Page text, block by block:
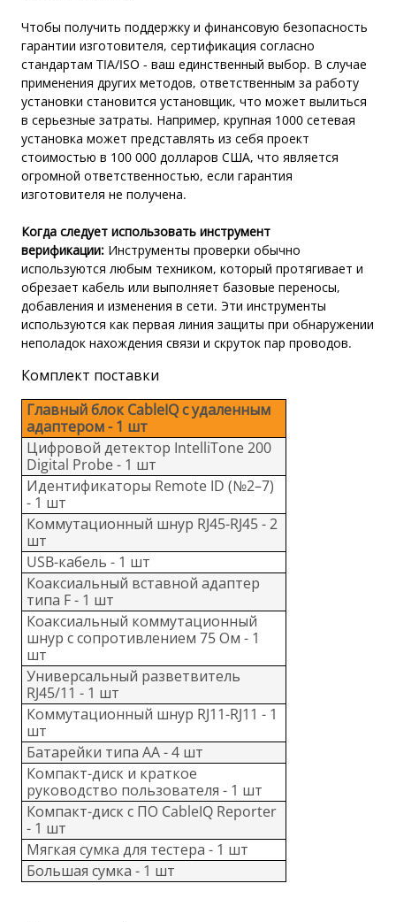
Чтобы получить поддержку и финансовую безопасность
гарантии изготовителя, сертификация согласно
стандартам TIA/ISO - ваш единственный выбор. В случае
применения других методов, ответственным за работу
установки становится установщик, что может вылиться
в серьезные затраты. Например, крупная 1000 сетевая
установка может представлять из себя проект
стоимостью в 100 000 долларов США, что является
огромной ответственностью, если гарантия
изготовителя не получена.
Когда следует использовать инструмент
верификации: Инструменты проверки обычно
используются любым техником, который протягивает и
обрезает кабель или выполняет базовые переносы,
добавления и изменения в сети. Эти инструменты
используются как первая линия защиты при обнаружении
неполадок нахождения связи и скруток пар проводов.
Комплект поставки
Главный блок CableIQ с удаленным
адаптером - 1 шт
Цифровой детектор IntelliTone 200
Digital Probe - 1 шт
Идентификаторы Remote ID (№2–7)
- 1 шт
Коммутационный шнур RJ45-RJ45 - 2
шт
USB-кабель - 1 шт
Коаксиальный вставной адаптер
типа F - 1 шт
Коаксиальный коммутационный
шнур с сопротивлением 75 Ом - 1
шт
Универсальный разветвитель
RJ45/11 - 1 шт
Коммутационный шнур RJ11-RJ11 - 1
шт
Батарейки типа AA - 4 шт
Компакт-диск и краткое
руководство пользователя - 1 шт
Компакт-диск с ПО CableIQ Reporter
- 1 шт
Мягкая сумка для тестера - 1 шт
Большая сумка - 1 шт